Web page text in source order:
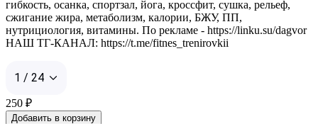
гибкость, осанка, спортзал, йога, кроссфит, сушка, рельеф,
сжигание жира, метаболизм, калории, БЖУ, ПП,
нутрициология, витамины. По рекламе - https://linku.su/dagvor
НАШ ТГ-КАНАЛ: https://t.me/fitnes_trenirovkii
1 / 24
250 ₽
Добавить в корзину